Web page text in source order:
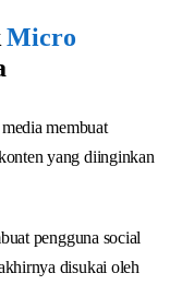
Micro
membuat
yang diinginkan
pengguna social
disukai oleh